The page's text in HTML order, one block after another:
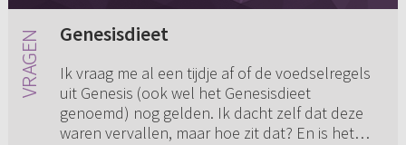
Genesisdieet
Ik vraag me al een tijdje af of de voedselregels
uit Genesis (ook wel het Genesisdieet
genoemd) nog gelden. Ik dacht zelf dat deze
waren vervallen, maar hoe zit dat? En is het